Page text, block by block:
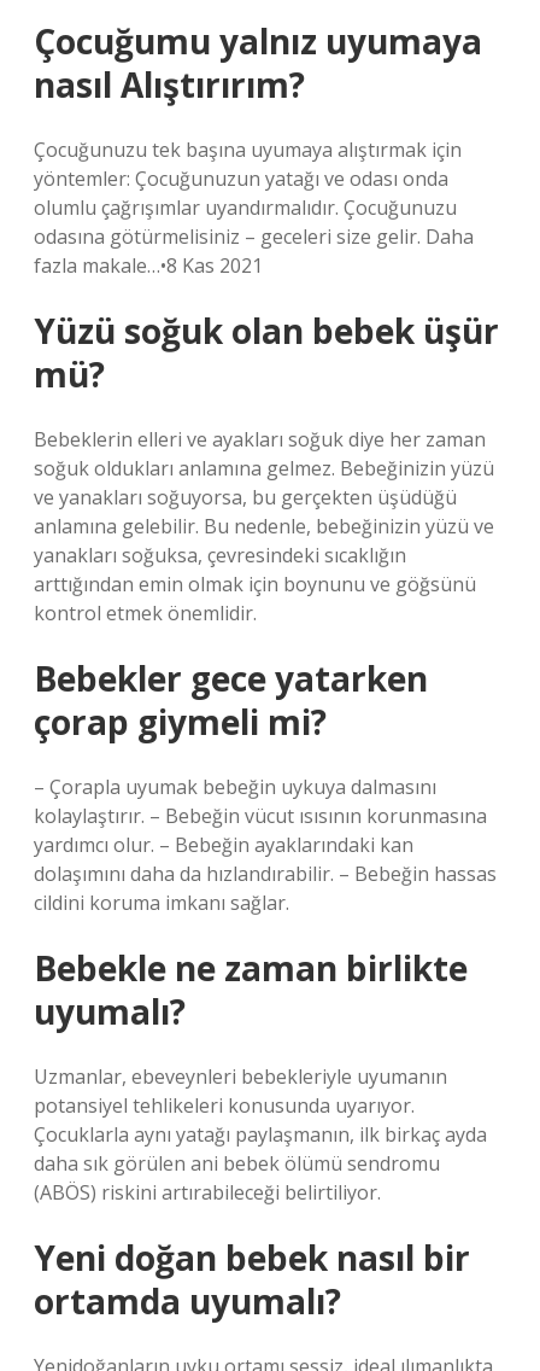
Çocuğumu yalnız uyumaya
nasıl Alıştırırım?
Çocuğunuzu tek başına uyumaya alıştırmak için
yöntemler: Çocuğunuzun yatağı ve odası onda
olumlu çağrışımlar uyandırmalıdır. Çocuğunuzu
odasına götürmelisiniz – geceleri size gelir. Daha
fazla makale…•8 Kas 2021
Yüzü soğuk olan bebek üşür
mü?
Bebeklerin elleri ve ayakları soğuk diye her zaman
soğuk oldukları anlamına gelmez. Bebeğinizin yüzü
ve yanakları soğuyorsa, bu gerçekten üşüdüğü
anlamına gelebilir. Bu nedenle, bebeğinizin yüzü ve
yanakları soğuksa, çevresindeki sıcaklığın
arttığından emin olmak için boynunu ve göğsünü
kontrol etmek önemlidir.
Bebekler gece yatarken
çorap giymeli mi?
– Çorapla uyumak bebeğin uykuya dalmasını
kolaylaştırır. – Bebeğin vücut ısısının korunmasına
yardımcı olur. – Bebeğin ayaklarındaki kan
dolaşımını daha da hızlandırabilir. – Bebeğin hassas
cildini koruma imkanı sağlar.
Bebekle ne zaman birlikte
uyumalı?
Uzmanlar, ebeveynleri bebekleriyle uyumanın
potansiyel tehlikeleri konusunda uyarıyor.
Çocuklarla aynı yatağı paylaşmanın, ilk birkaç ayda
daha sık görülen ani bebek ölümü sendromu
(ABÖS) riskini artırabileceği belirtiliyor.
Yeni doğan bebek nasıl bir
ortamda uyumalı?